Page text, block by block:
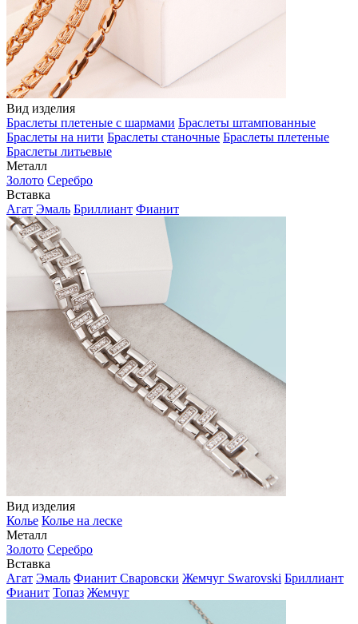
Вид изделия
Браслеты плетеные с шармами Браслеты штампованные
Браслеты на нити Браслеты станочные Браслеты плетеные
Браслеты литьевые
Металл
Золото Серебро
Вставка
Агат Эмаль Бриллиант Фианит
Вид изделия
Колье Колье на леске
Металл
Золото Серебро
Вставка
Агат Эмаль Фианит Сваровски Жемчуг Swarovski Бриллиант
Фианит Топаз Жемчуг